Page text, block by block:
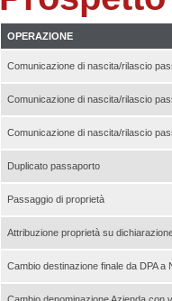
OPERAZIONE
Comunicazione di nascita/rilascio
Comunicazione di nascita/rilascio
Comunicazione di nascita/rilascio
Duplicato passaporto
Passaggio di proprietà
Attribuzione proprietà su
Cambio destinazione finale da DPA a